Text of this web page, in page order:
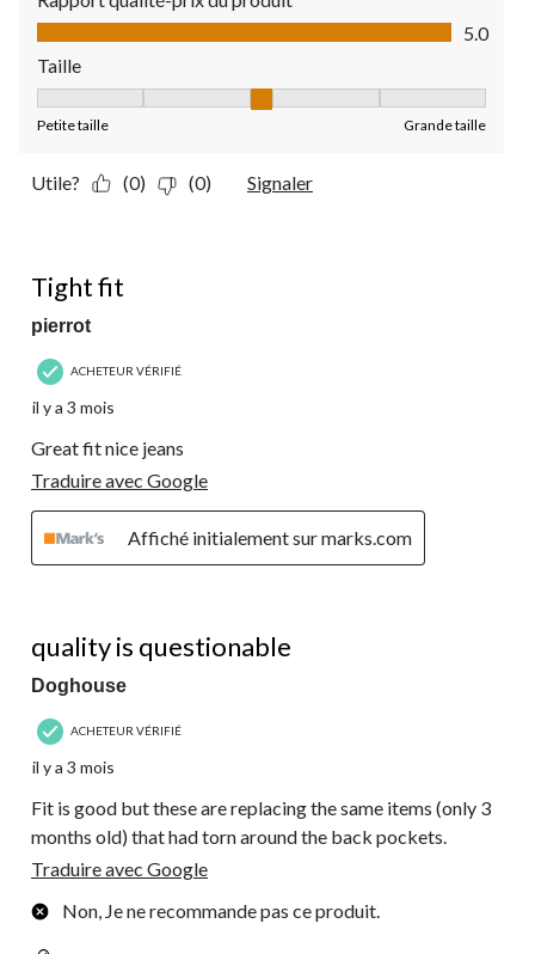
Rapport qualité-prix du produit, 5.0 sur 5
5.0
Taille
Petite taille Grande taille
Utile? (0) (0) Signaler
Tight fit
pierrot
ACHETEUR VÉRIFIÉ
il y a 3 mois
Great fit nice jeans
Traduire avec Google
Affiché initialement sur marks.com
quality is questionable
Doghouse
ACHETEUR VÉRIFIÉ
il y a 3 mois
Fit is good but these are replacing the same items (only 3
months old) that had torn around the back pockets.
Traduire avec Google
Non, Je ne recommande pas ce produit.